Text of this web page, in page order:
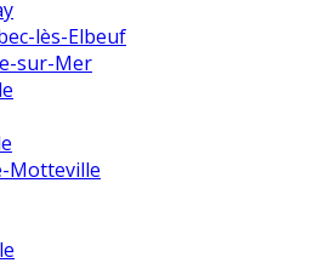
lès-Elbeuf
sur-Mer
Motteville